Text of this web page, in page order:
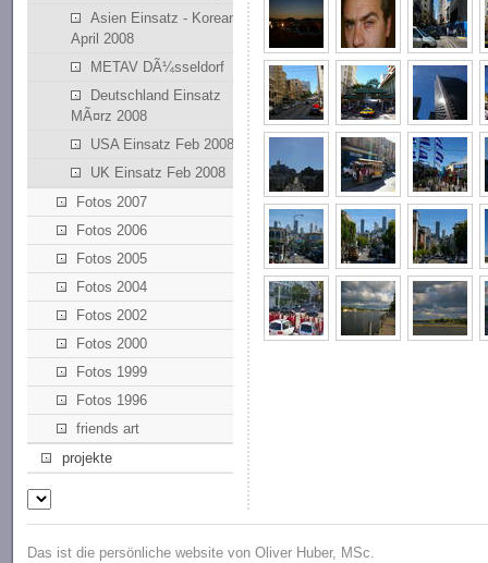
Asien Einsatz - Korean
April 2008
METAV DÃ¼sseldorf
Deutschland Einsatz
MÃ¤rz 2008
USA Einsatz Feb 2008
UK Einsatz Feb 2008
Fotos 2007
Fotos 2006
Fotos 2005
Fotos 2004
Fotos 2002
Fotos 2000
Fotos 1999
Fotos 1996
friends art
projekte
Das ist die persönliche website von Oliver Huber, MSc.